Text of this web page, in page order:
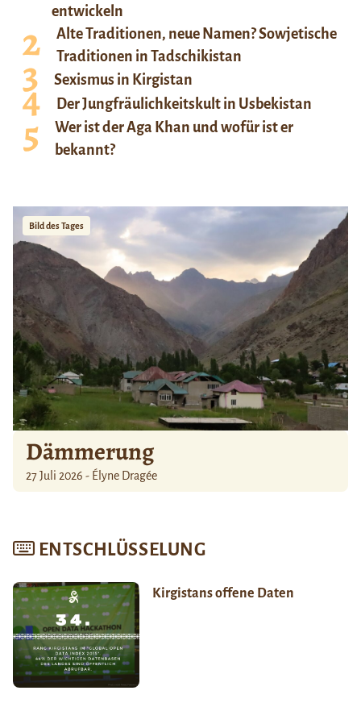
entwickeln
Alte Traditionen, neue Namen? Sowjetische
Traditionen in Tadschikistan
Sexismus in Kirgistan
Der Jungfräulichkeitskult in Usbekistan
Wer ist der Aga Khan und wofür ist er
bekannt?
Bild des Tages
Dämmerung
27 Juli 2026 - Élyne Dragée
ENTSCHLÜSSELUNG
Kirgistans offene Daten